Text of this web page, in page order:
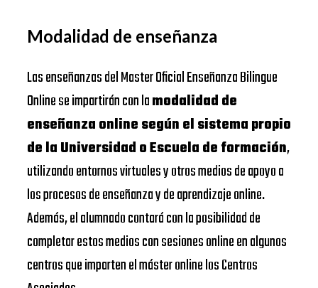
Modalidad de enseñanza
Las enseñanzas del Master Oficial Enseñanza Bilingue
Online se impartirán con lamodalidad de
enseñanza online según el sistema propio
de la Universidad o Escuela de formación,
utilizando entornos virtuales y otros medios de apoyo a
los procesos de enseñanza y de aprendizaje online.
Además, el alumnado contará con la posibilidad de
completar estos medios con sesiones online en algunos
centros que imparten el máster online los Centros